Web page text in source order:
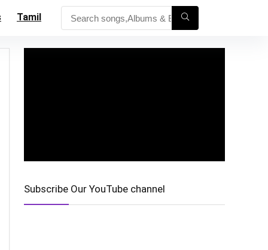
Tamil
Subscribe Our YouTube channel